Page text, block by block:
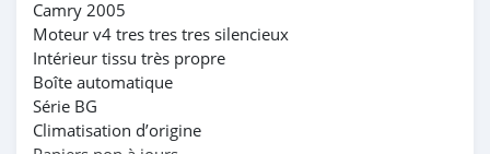
Camry 2005
Moteur v4 tres tres tres silencieux
Intérieur tissu très propre
Boîte automatique
Série BG
Climatisation d’origine